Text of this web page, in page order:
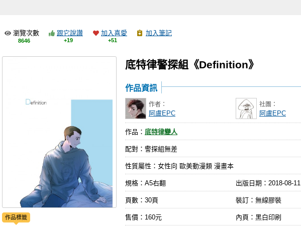
瀏覽次數
8646
跟它說讚
+19
加入喜愛
+51
加入筆記
底特律警探組《Definition》
作品標籤
作品資訊
作者：
阿盧EPC
社團：
阿盧EPC
作品： 底特律變人
配對：警探組無差
性質屬性：女性向 歐美動漫類 漫畫本
規格：A5右翻 出版日期： 2018-08-11
頁數：30頁 裝訂：無線膠裝
售價：160元 內頁：黑白印刷